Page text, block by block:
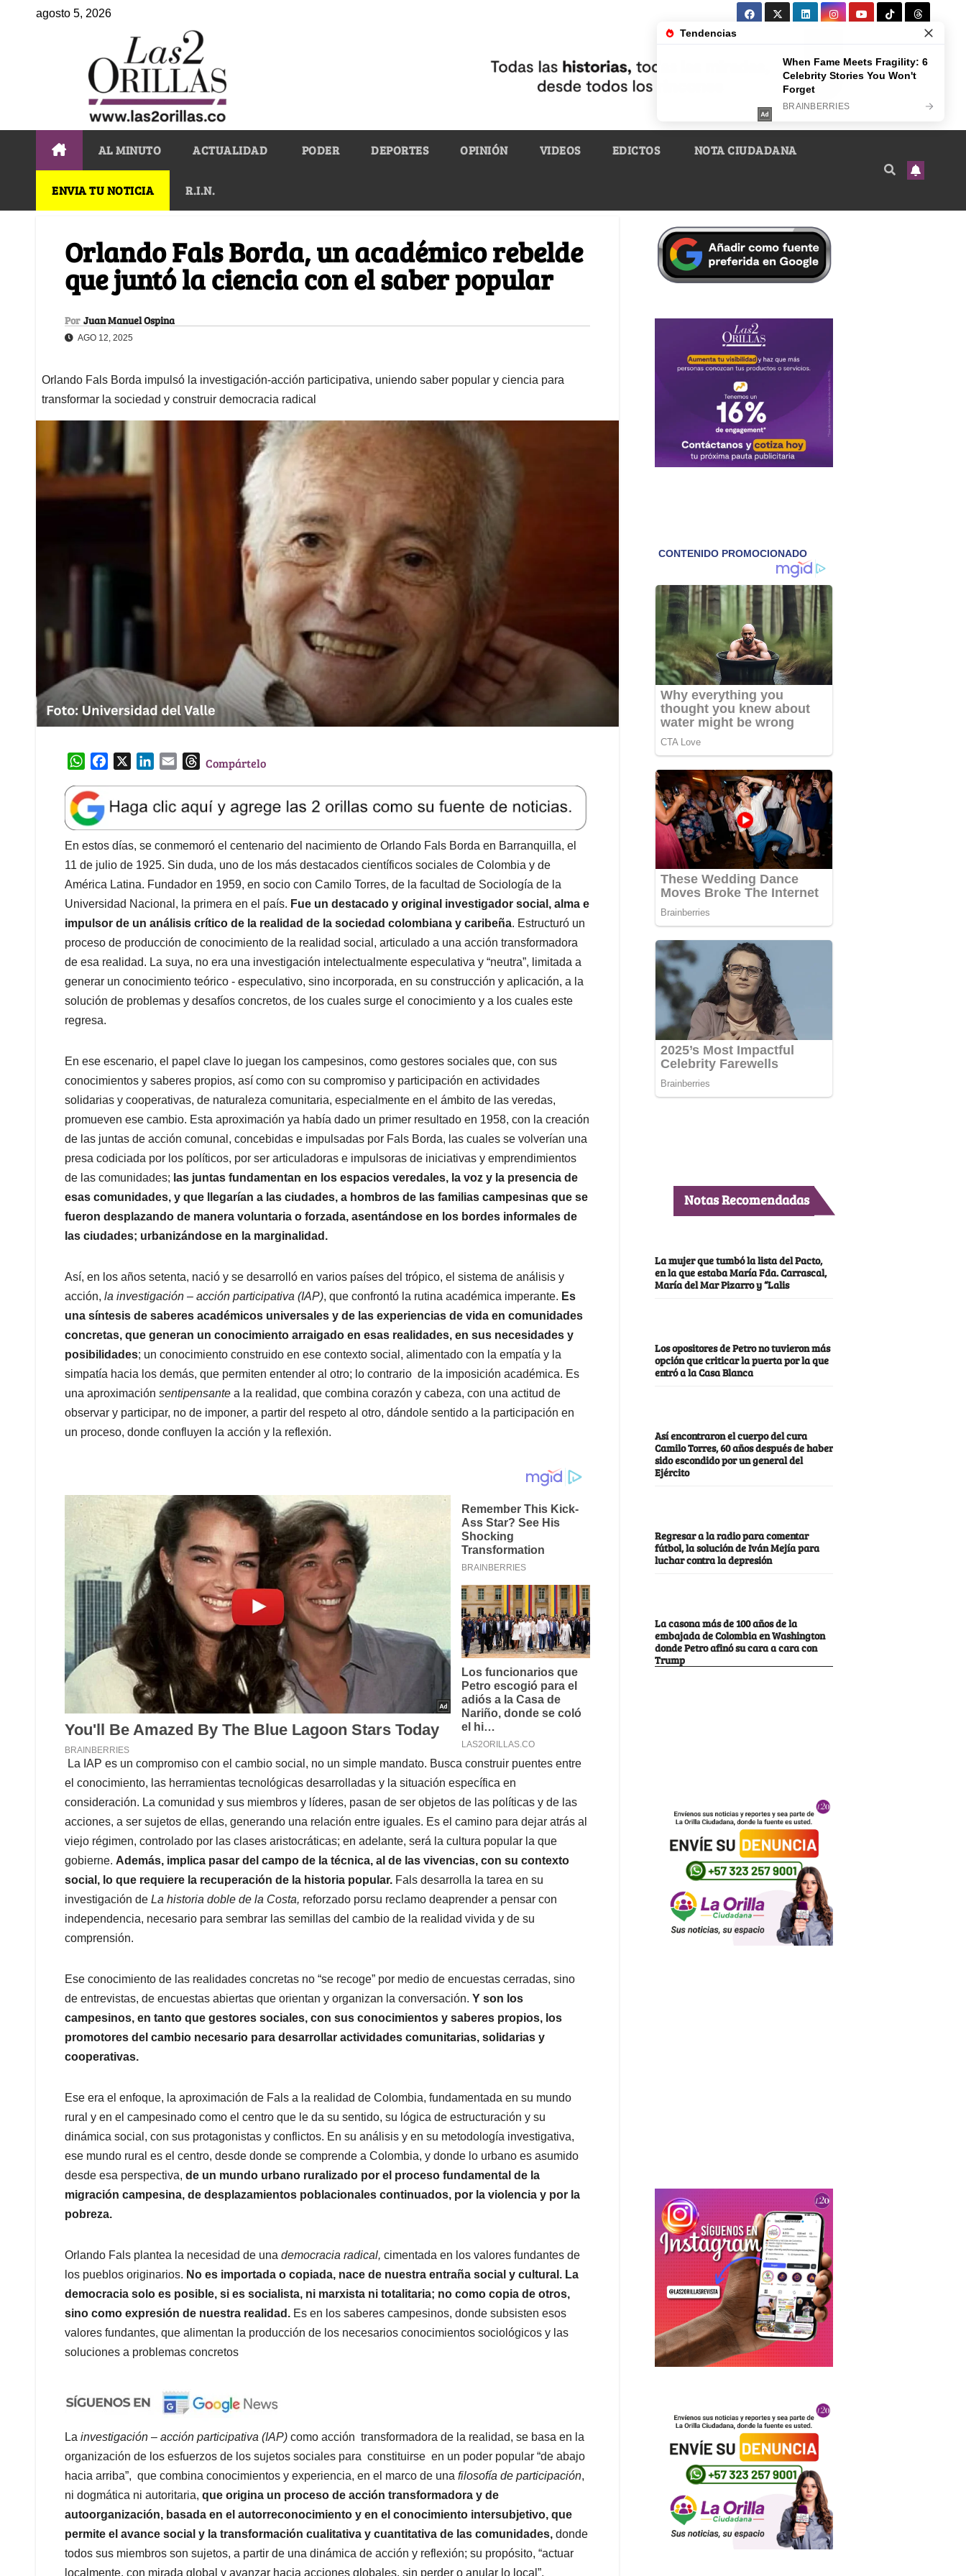
agosto 5, 2026
AL MINUTO ACTUALIDAD PODER DEPORTES OPINIÓN VIDEOS EDICTOS NOTA CIUDADANA
ENVIA TU NOTICIA R.I.N.
Orlando Fals Borda, un académico rebelde
que juntó la ciencia con el saber popular
Por Juan Manuel Ospina
AGO 12, 2025
Orlando Fals Borda impulsó la investigación-acción participativa, uniendo saber popular y ciencia para
transformar la sociedad y construir democracia radical
W
a
t
s
A
p
p
e
b
o
o
k
k
e
d
I
n
l
T
e
a
d
s
Compártelo
En estos días, se conmemoró el centenario del nacimiento de Orlando Fals Borda en Barranquilla, el
11 de julio de 1925. Sin duda, uno de los más destacados científicos sociales de Colombia y de
América Latina. Fundador en 1959, en socio con Camilo Torres, de la facultad de Sociología de la
Universidad Nacional, la primera en el país. Fue un destacado y original investigador social, alma e
impulsor de un análisis crítico de la realidad de la sociedad colombiana y caribeña. Estructuró un
proceso de producción de conocimiento de la realidad social, articulado a una acción transformadora
de esa realidad. La suya, no era una investigación intelectualmente especulativa y “neutra”, limitada a
generar un conocimiento teórico - especulativo, sino incorporada, en su construcción y aplicación, a la
solución de problemas y desafíos concretos, de los cuales surge el conocimiento y a los cuales este
regresa.
En ese escenario, el papel clave lo juegan los campesinos, como gestores sociales que, con sus
conocimientos y saberes propios, así como con su compromiso y participación en actividades
solidarias y cooperativas, de naturaleza comunitaria, especialmente en el ámbito de las veredas,
promueven ese cambio. Esta aproximación ya había dado un primer resultado en 1958, con la creación
de las juntas de acción comunal, concebidas e impulsadas por Fals Borda, las cuales se volverían una
presa codiciada por los políticos, por ser articuladoras e impulsoras de iniciativas y emprendimientos
de las comunidades; las juntas fundamentan en los espacios veredales, la voz y la presencia de
esas comunidades, y que llegarían a las ciudades, a hombros de las familias campesinas que se
fueron desplazando de manera voluntaria o forzada, asentándose en los bordes informales de
las ciudades; urbanizándose en la marginalidad.
Así, en los años setenta, nació y se desarrolló en varios países del trópico, el sistema de análisis y
acción, la investigación – acción participativa (IAP), que confrontó la rutina académica imperante. Es
una síntesis de saberes académicos universales y de las experiencias de vida en comunidades
concretas, que generan un conocimiento arraigado en esas realidades, en sus necesidades y
posibilidades; un conocimiento construido en ese contexto social, alimentado con la empatía y la
simpatía hacia los demás, que permiten entender al otro; lo contrario de la imposición académica. Es
una aproximación sentipensante a la realidad, que combina corazón y cabeza, con una actitud de
observar y participar, no de imponer, a partir del respeto al otro, dándole sentido a la participación en
un proceso, donde confluyen la acción y la reflexión.
La IAP es un compromiso con el cambio social, no un simple mandato. Busca construir puentes entre
el conocimiento, las herramientas tecnológicas desarrolladas y la situación específica en
consideración. La comunidad y sus miembros y líderes, pasan de ser objetos de las políticas y de las
acciones, a ser sujetos de ellas, generando una relación entre iguales. Es el camino para dejar atrás al
viejo régimen, controlado por las clases aristocráticas; en adelante, será la cultura popular la que
gobierne. Además, implica pasar del campo de la técnica, al de las vivencias, con su contexto
social, lo que requiere la recuperación de la historia popular. Fals desarrolla la tarea en su
investigación de La historia doble de la Costa, reforzado porsu reclamo deaprender a pensar con
independencia, necesario para sembrar las semillas del cambio de la realidad vivida y de su
comprensión.
Ese conocimiento de las realidades concretas no “se recoge” por medio de encuestas cerradas, sino
de entrevistas, de encuestas abiertas que orientan y organizan la conversación. Y son los
campesinos, en tanto que gestores sociales, con sus conocimientos y saberes propios, los
promotores del cambio necesario para desarrollar actividades comunitarias, solidarias y
cooperativas.
Ese era el enfoque, la aproximación de Fals a la realidad de Colombia, fundamentada en su mundo
rural y en el campesinado como el centro que le da su sentido, su lógica de estructuración y su
dinámica social, con sus protagonistas y conflictos. En su análisis y en su metodología investigativa,
ese mundo rural es el centro, desde donde se comprende a Colombia, y donde lo urbano es asumido
desde esa perspectiva, de un mundo urbano ruralizado por el proceso fundamental de la
migración campesina, de desplazamientos poblacionales continuados, por la violencia y por la
pobreza.
Orlando Fals plantea la necesidad de una democracia radical, cimentada en los valores fundantes de
los pueblos originarios. No es importada o copiada, nace de nuestra entraña social y cultural. La
democracia solo es posible, si es socialista, ni marxista ni totalitaria; no como copia de otros,
sino como expresión de nuestra realidad. Es en los saberes campesinos, donde subsisten esos
valores fundantes, que alimentan la producción de los necesarios conocimientos sociológicos y las
soluciones a problemas concretos
La investigación – acción participativa (IAP) como acción transformadora de la realidad, se basa en la
organización de los esfuerzos de los sujetos sociales para constituirse en un poder popular “de abajo
hacia arriba”, que combina conocimientos y experiencia, en el marco de una filosofía de participación,
ni dogmática ni autoritaria, que origina un proceso de acción transformadora y de
autoorganización, basada en el autorreconocimiento y en el conocimiento intersubjetivo, que
permite el avance social y la transformación cualitativa y cuantitativa de las comunidades, donde
todos sus miembros son sujetos, a partir de una dinámica de acción y reflexión; su propósito, “actuar
localmente, con mirada global y avanzar hacia acciones globales, sin perder o anular lo local”.
Notas Recomendadas
La mujer que tumbó la lista del Pacto,
en la que estaba María Fda. Carrascal,
María del Mar Pizarro y “Lalis
Los opositores de Petro no tuvieron más
opción que criticar la puerta por la que
entró a la Casa Blanca
Así encontraron el cuerpo del cura
Camilo Torres, 60 años después de haber
sido escondido por un general del
Ejército
Regresar a la radio para comentar
fútbol, la solución de Iván Mejía para
luchar contra la depresión
La casona más de 100 años de la
embajada de Colombia en Washington
donde Petro afinó su cara a cara con
Trump